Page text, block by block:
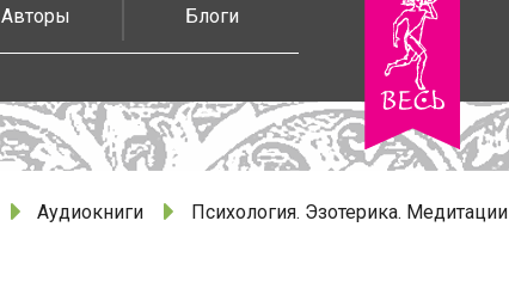
Авторы Блоги
Аудиокниги Психология. Эзотерика. Медитации